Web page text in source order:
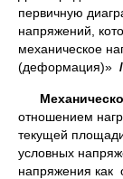
первичную
напряжений,
механическое
(деформация)» /
отношением
текущей
условных
напряжения как